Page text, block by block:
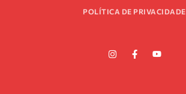
POLÍTICA DE PRIVACIDADE